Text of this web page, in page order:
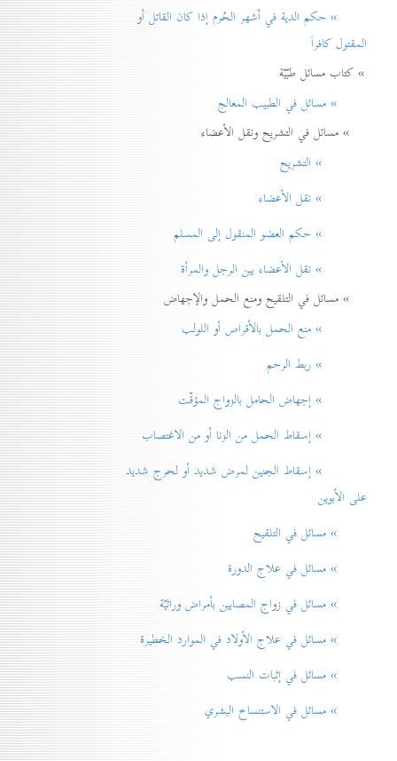
» حكم الدية في أشهر الحُرم إذا كان القاتل أو
المقتول كافراً
» كتاب مسائل طبّيّة
» مسائل في الطبيب المعالج
» مسائل في التشريح ونقل الأعضاء
» التشريح
» نقل الأعضاء
» حكم العضو المنقول إلی المسلم
» نقل الأعضاء بين الرجل والمرأة
» مسائل في التلقيح ومنع الحمل والإجهاض
» منع الحمل بالأقراص أو اللولب
» ربط الرحم
» إجهاض الحامل بالزواج المؤقّت
» إسقاط الحمل من الزنا أو من الاغتصاب
» إسقاط الجنين لمرض شديد أو لحرج شديد
على الأبوين
» مسائل في التلقيح
» مسائل في علاج الدورة
» مسائل في زواج المصابين بأمراض وراثيّة
» مسائل في علاج الأولاد في الموارد الخطيرة
» مسائل في إثبات النسب
» مسائل في الاستنساخ البشري